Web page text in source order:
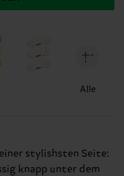
Alle
stylishsten Seite:
knapp unter dem